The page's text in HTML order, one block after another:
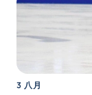
3 八月